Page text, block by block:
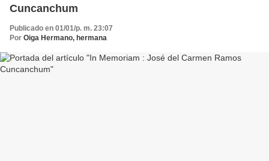
Cuncanchum
Publicado en 01/01/p. m. 23:07
Por Oiga Hermano, hermana